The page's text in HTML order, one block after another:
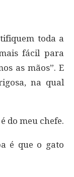
toda a
fácil para
as mãos”. E
na qual
do meu chefe.
é que o gato